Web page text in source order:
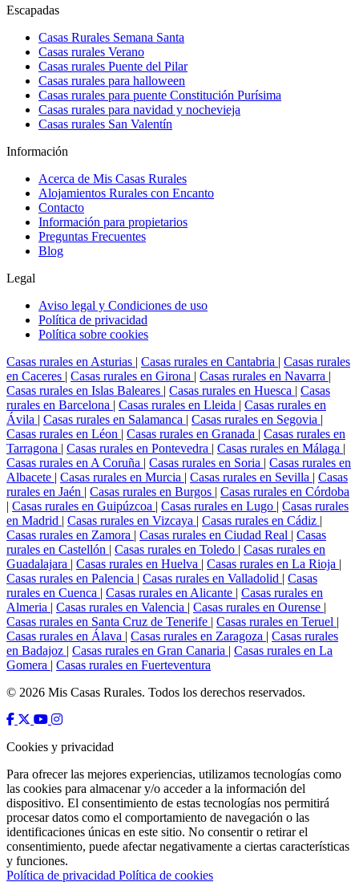
Escapadas
Casas Rurales Semana Santa
Casas rurales Verano
Casas rurales Puente del Pilar
Casas rurales para halloween
Casas rurales para puente Constitución Purísima
Casas rurales para navidad y nochevieja
Casas rurales San Valentín
Información
Acerca de Mis Casas Rurales
Alojamientos Rurales con Encanto
Contacto
Información para propietarios
Preguntas Frecuentes
Blog
Legal
Aviso legal y Condiciones de uso
Política de privacidad
Política sobre cookies
Casas rurales en Asturias | Casas rurales en Cantabria | Casas rurales
en Caceres | Casas rurales en Girona | Casas rurales en Navarra |
Casas rurales en Islas Baleares | Casas rurales en Huesca | Casas
rurales en Barcelona | Casas rurales en Lleida | Casas rurales en
Ávila | Casas rurales en Salamanca | Casas rurales en Segovia |
Casas rurales en Léon | Casas rurales en Granada | Casas rurales en
Tarragona | Casas rurales en Pontevedra | Casas rurales en Málaga |
Casas rurales en A Coruña | Casas rurales en Soria | Casas rurales en
Albacete | Casas rurales en Murcia | Casas rurales en Sevilla | Casas
rurales en Jaén | Casas rurales en Burgos | Casas rurales en Córdoba
| Casas rurales en Guipúzcoa | Casas rurales en Lugo | Casas rurales
en Madrid | Casas rurales en Vizcaya | Casas rurales en Cádiz |
Casas rurales en Zamora | Casas rurales en Ciudad Real | Casas
rurales en Castellón | Casas rurales en Toledo | Casas rurales en
Guadalajara | Casas rurales en Huelva | Casas rurales en La Rioja |
Casas rurales en Palencia | Casas rurales en Valladolid | Casas
rurales en Cuenca | Casas rurales en Alicante | Casas rurales en
Almeria | Casas rurales en Valencia | Casas rurales en Ourense |
Casas rurales en Santa Cruz de Tenerife | Casas rurales en Teruel |
Casas rurales en Álava | Casas rurales en Zaragoza | Casas rurales
en Badajoz | Casas rurales en Gran Canaria | Casas rurales en La
Gomera | Casas rurales en Fuerteventura
© 2026 Mis Casas Rurales. Todos los derechos reservados.
Cookies y privacidad
Para ofrecer las mejores experiencias, utilizamos tecnologías como
las cookies para almacenar y/o acceder a la información del
dispositivo. El consentimiento de estas tecnologías nos permitirá
procesar datos como el comportamiento de navegación o las
identificaciones únicas en este sitio. No consentir o retirar el
consentimiento, puede afectar negativamente a ciertas características
y funciones.
Política de privacidad Política de cookies